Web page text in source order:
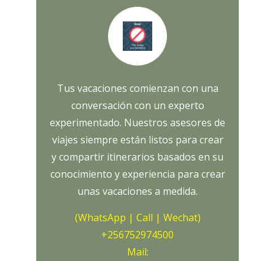
Tus vacaciones comienzan con una
conversación con un experto
experimentado. Nuestros asesores de
viajes siempre están listos para crear
y compartir itinerarios basados ​​en su
conocimiento y experiencia para crear
unas vacaciones a medida.
(WhatsApp | Call | Wechat)
+256752974500
Mail: